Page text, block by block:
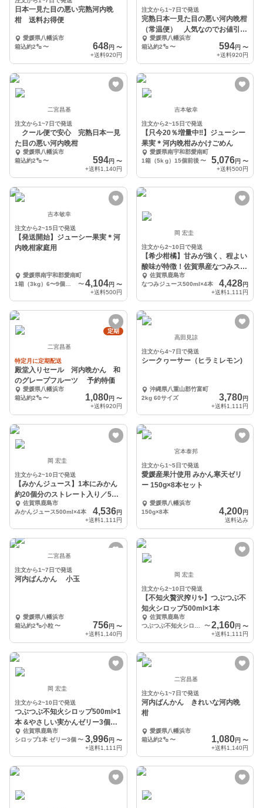
日本一見た目の悪い完熟河内晩
柑 送料お得便
愛媛県八幡浜市
箱込約2㌔〜 648円 〜
+送料920円
注文から1~7日で発送
完熟日本一見た目の悪い河内晩柑
（常温便） 人気なのでお値引き
継続中
愛媛県八幡浜市
箱込約2㌔ 〜 594円 〜
+送料920円
二宮昌基
注文から1~7日で発送
クール便で安心 完熟日本一見
た目の悪い河内晩柑
愛媛県八幡浜市
箱込約2㌔〜 594円 〜
+送料1,140円
吉本敏幸
注文から2~15日で発送
【只今20％増量中‼︎】ジューシー
果実＊河内晩柑みかけごめん
愛媛県南宇和郡愛南町
1箱（5k g）15個前後 〜 5,076円 〜
+送料500円
吉本敏幸
注文から2~15日で発送
【発送開始】ジューシー果実＊河
内晩柑家庭用
愛媛県南宇和郡愛南町
〜 4,104円 〜
+送料500円
岡 宏圭
注文から2~10日で発送
【希少柑橘】甘みが強く、程よい
酸味が特徴！佐賀県産なつみスト
レートジュース
佐賀県鹿島市
なつみジュース500ml×4本
4,428円
+送料1,111円
定期
二宮昌基
特定月に定期配送
殿堂入りセール 河内晩かん 和
のグレープフルーツ 予約特価
愛媛県八幡浜市
箱込約2㌔〜 1,080円 〜
+送料920円
高田見諒
注文から4~7日で発送
シークヮーサー（ヒラミレモン)
沖縄県八重山郡竹富町
2kg 60サイズ
3,780円
+送料1,111円
岡 宏圭
注文から2~10日で発送
【みかんジュース】1本にみかん
約20個分のストレート入り／500
ｍl×佐賀県鹿島市
みかんジュース500ml×4本
4,536円
+送料1,111円
宮本泰邦
注文から1~5日で発送
愛媛産果汁使用 みかん寒天ゼリ
ー 150g×8本セット
愛媛県八幡浜市
150g×8本
4,200円
送料込み
二宮昌基
注文から1~7日で発送
河内ばんかん 小玉
愛媛県八幡浜市
箱込約2㌔小粒〜 756円 〜
+送料1,140円
岡 宏圭
注文から2~10日で発送
【不知火贅沢搾り✨】つぶつぶ不
知火シロップ500ml×1本
佐賀県鹿島市
〜2,160円 〜
+送料1,111円
岡 宏圭
注文から2~10日で発送
つぶつぶ不知火シロップ500ml×1
本 &やさしい実かんゼリー3個の
セット
佐賀県鹿島市
シロップ1本 ゼリー3個 〜 3,996円 〜
+送料1,111円
二宮昌基
注文から1~7日で発送
河内ばんかん きれいな河内晩
柑
愛媛県八幡浜市
箱込約2㌔ 〜 1,080円 〜
+送料1,140円